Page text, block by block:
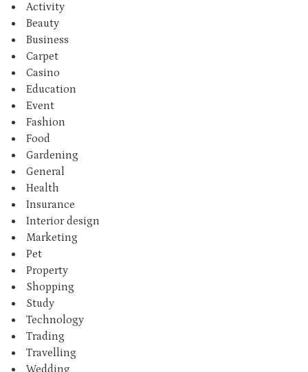
Activity
Beauty
Business
Carpet
Casino
Education
Event
Fashion
Food
Gardening
General
Health
Insurance
Interior design
Marketing
Pet
Property
Shopping
Study
Technology
Trading
Travelling
Wedding